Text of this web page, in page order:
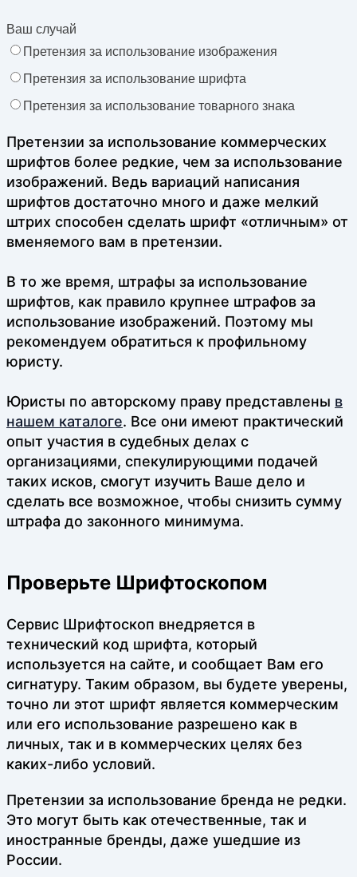
Ваш случай
Претензия за использование изображения
Претензия за использование шрифта
Претензия за использование товарного знака
Претензии за использование коммерческих
шрифтов более редкие, чем за использование
изображений. Ведь вариаций написания
шрифтов достаточно много и даже мелкий
штрих способен сделать шрифт «отличным» от
вменяемого вам в претензии.
В то же время, штрафы за использование
шрифтов, как правило крупнее штрафов за
использование изображений. Поэтому мы
рекомендуем обратиться к профильному
юристу.
Юристы по авторскому праву представлены в
нашем каталоге. Все они имеют практический
опыт участия в судебных делах с
организациями, спекулирующими подачей
таких исков, смогут изучить Ваше дело и
сделать все возможное, чтобы снизить сумму
штрафа до законного минимума.
Проверьте Шрифтоскопом
Сервис Шрифтоскоп внедряется в
технический код шрифта, который
используется на сайте, и сообщает Вам его
сигнатуру. Таким образом, вы будете уверены,
точно ли этот шрифт является коммерческим
или его использование разрешено как в
личных, так и в коммерческих целях без
каких-либо условий.
Претензии за использование бренда не редки.
Это могут быть как отечественные, так и
иностранные бренды, даже ушедшие из
России.